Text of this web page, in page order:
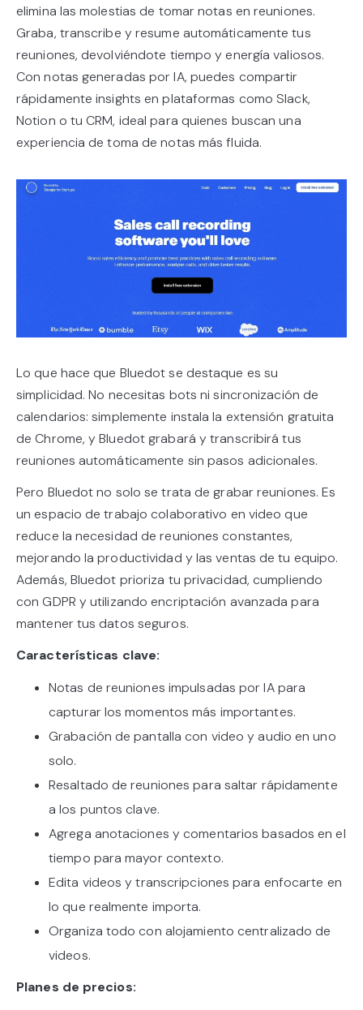
elimina las molestias de tomar notas en reuniones.
Graba, transcribe y resume automáticamente tus
reuniones, devolviéndote tiempo y energía valiosos.
Con notas generadas por IA, puedes compartir
rápidamente insights en plataformas como Slack,
Notion o tu CRM, ideal para quienes buscan una
experiencia de toma de notas más fluida.
Lo que hace que Bluedot se destaque es su
simplicidad. No necesitas bots ni sincronización de
calendarios: simplemente instala la extensión gratuita
de Chrome, y Bluedot grabará y transcribirá tus
reuniones automáticamente sin pasos adicionales.
Pero Bluedot no solo se trata de grabar reuniones. Es
un espacio de trabajo colaborativo en video que
reduce la necesidad de reuniones constantes,
mejorando la productividad y las ventas de tu equipo.
Además, Bluedot prioriza tu privacidad, cumpliendo
con GDPR y utilizando encriptación avanzada para
mantener tus datos seguros.
Características clave:
Notas de reuniones impulsadas por IA para
capturar los momentos más importantes.
Grabación de pantalla con video y audio en uno
solo.
Resaltado de reuniones para saltar rápidamente
a los puntos clave.
Agrega anotaciones y comentarios basados en el
tiempo para mayor contexto.
Edita videos y transcripciones para enfocarte en
lo que realmente importa.
Organiza todo con alojamiento centralizado de
videos.
Planes de precios: